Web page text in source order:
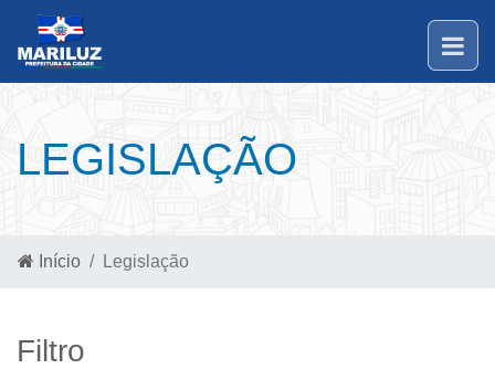
LEGISLAÇÃO
Início Legislação
Filtro